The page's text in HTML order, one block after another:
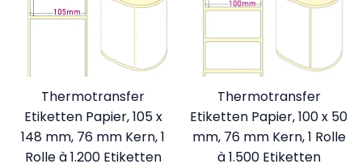
Thermotransfer
Etiketten Papier, 105 x
148 mm, 76 mm Kern, 1
Rolle à 1.200 Etiketten
Thermotransfer
Etiketten Papier, 100 x 50
mm, 76 mm Kern, 1 Rolle
à 1.500 Etiketten